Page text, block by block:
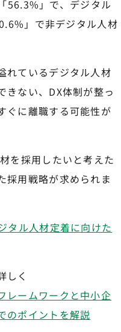
56.3%」で、デジタル
」で非デジタル人材
れているデジタル人材
きない、DX体制が整っ
ぐに離職する可能性が
を採用したいと考えた
採用戦略が求められま
タル人材定着に向けた
しく
レームワークと中小企
のポイントを解説